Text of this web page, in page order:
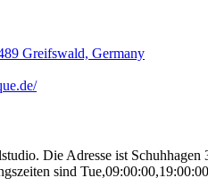
Greifswald, Germany
Die Adresse ist
sind